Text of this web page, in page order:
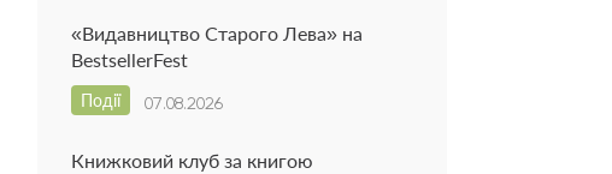
«Видавництво Старого Лева» на
BestsellerFest
07.08.2026
Події
Книжковий клуб за книгою